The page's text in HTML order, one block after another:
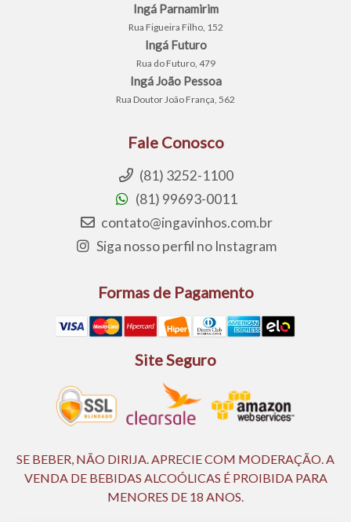
Ingá Parnamirim
Rua Figueira Filho, 152
Ingá Futuro
Rua do Futuro, 479
Ingá João Pessoa
Rua Doutor João França, 562
Fale Conosco
(81) 3252-1100
(81) 99693-0011
contato@ingavinhos.com.br
Siga nosso perfil no Instagram
Formas de Pagamento
Site Seguro
SE BEBER, NÃO DIRIJA. APRECIE COM MODERAÇÃO. A
VENDA DE BEBIDAS ALCOÓLICAS É PROIBIDA PARA
MENORES DE 18 ANOS.